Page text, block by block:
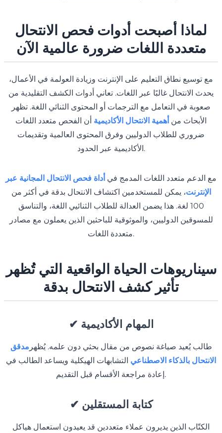
لماذا أصبحت أدوات فحص الانتحال
متعددة اللغات ضرورة عالمية الآن
مع توسيع نطاق التعليم على الإنترنت وزيادة العولمة في الأعمال،
يحدث الانتحال غالبًا عبر اللغات. تعاني أدوات الكشف التقليدية من
صعوبة في التعامل مع الترجمات أو المحتوى الثنائي اللغة. تظهر
الأبحاث من أهمية الانتحال الأكاديمية أن الفحص متعدد اللغات
ضروري للطلاب الدوليين وفرق المحتوى العالمية وتقديمات
الأكاديمية عبر الحدود.
مع الدعم متعدد اللغات المدمج في أداة فحص الانتحال المجانية عبر
الإنترنت، يمكن للمستخدمين اكتشاف الانتحال بدقة في أكثر من
100 لغة. هذا يضمن العدالة للطلاب الثنائيي اللغة، والتناسق
للمسوقين الدوليين، والموثوقية للباحثين الذين يعملون مع مصادر
متعددة اللغات.
سيناريوهات الحياة الواقعية التي تُظهر
تأثير كشف الانتحال بدقة
✔ المهام الأكاديمية
طالب يُعيد صياغة نصوص من مقال بحثي دون علمه. يُظهر مدقق
الانتحال بالذكاء الاصطناعي التشابهات الهيكلية ويساعد الطالب في
إعادة مراجعة الأقسام قبل التقديم.
✔ كتابة المستقلين
الكتّاب الذين يديرون عملاء متعددين قد يعيدون استعمال هياكل